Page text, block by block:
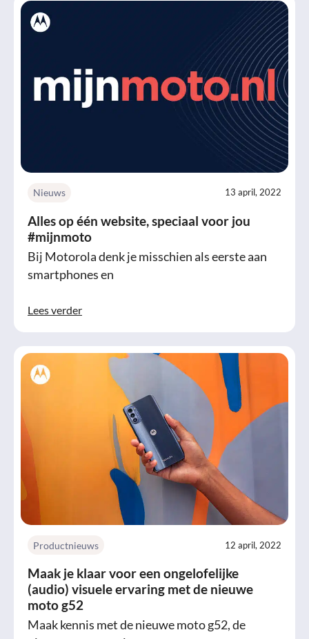
Nieuws 13 april, 2022
Alles op één website, speciaal voor jou
#mijnmoto
Bij Motorola denk je misschien als eerste aan
smartphones en
Lees verder
Productnieuws 12 april, 2022
Maak je klaar voor een ongelofelijke
(audio) visuele ervaring met de nieuwe
moto g52
Maak kennis met de nieuwe moto g52, de